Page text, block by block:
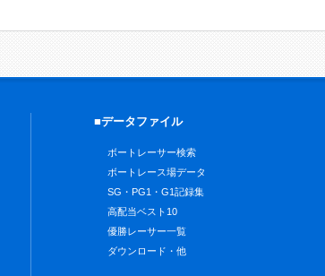
■データファイル
ボートレーサー検索
ボートレース場データ
SG・PG1・G1記録集
高配当ベスト10
優勝レーサー一覧
ダウンロード・他